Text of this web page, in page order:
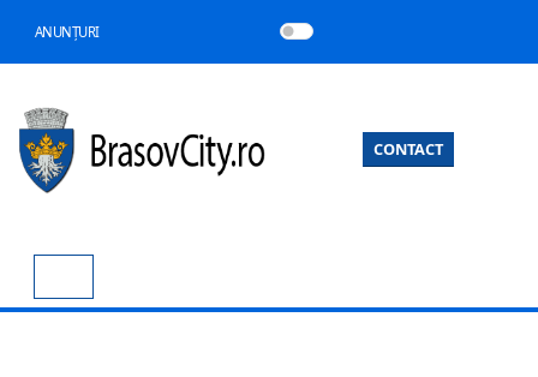
ANUNȚURI
CONTACT